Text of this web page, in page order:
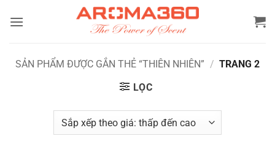
qua
SẢN PHẨM ĐƯỢC GẮN THẺ “THIÊN NHIÊN” / TRANG 2
LỌC